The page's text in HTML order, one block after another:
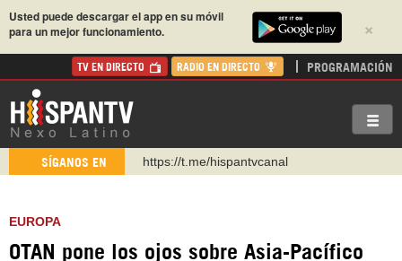
×
Usted puede descargar el app en su móvil
para un mejor funcionamiento.
TV EN DIRECTO RADIO EN DIRECTO PROGRAMACIÓN
SÍGANOS EN
https://t.me/hispantvcanal
Instagram como: hispan_tv
EUROPA
OTAN pone los ojos sobre Asia-Pacífico